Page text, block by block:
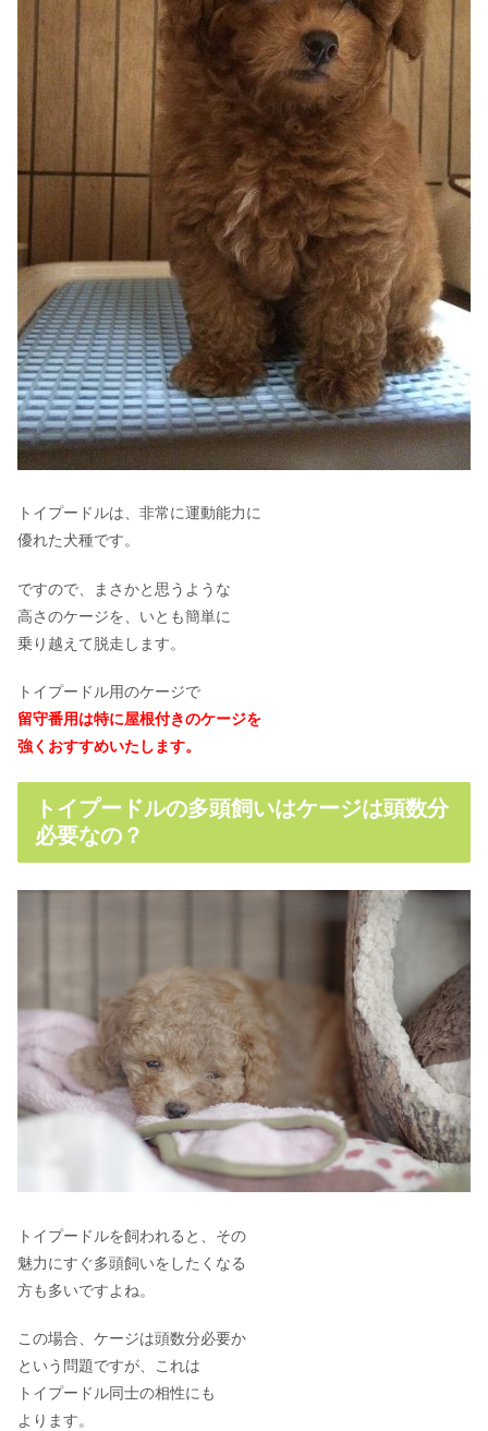
トイプードルは、非常に運動能力に
優れた犬種です。
ですので、まさかと思うような
高さのケージを、いとも簡単に
乗り越えて脱走します。
トイプードル用のケージで
留守番用は特に屋根付きのケージを
強くおすすめいたします。
トイプードルの多頭飼いはケージは頭数分
必要なの？
トイプードルを飼われると、その
魅力にすぐ多頭飼いをしたくなる
方も多いですよね。
この場合、ケージは頭数分必要か
という問題ですが、これは
トイプードル同士の相性にも
よります。